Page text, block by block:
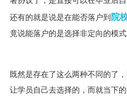
还有的就是说是在能否落户到院
竟说能落户的是选择非定向的模式
既然是存在了这么两种不同的了
让学员自己去选择的，而就当下